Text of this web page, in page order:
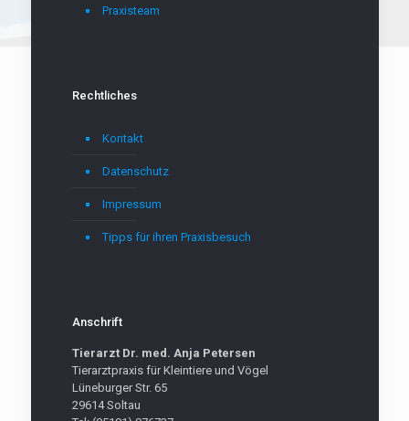
Praxisteam
Rechtliches
Kontakt
Datenschutz
Impressum
Tipps für ihren Praxisbesuch
Anschrift
Tierarzt Dr. med. Anja Petersen
Tierarztpraxis für Kleintiere und Vögel
Lüneburger Str. 65
29614 Soltau